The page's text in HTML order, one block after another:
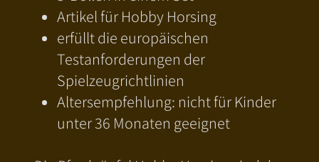
Artikel für Hobby Horsing
erfüllt die europäischen
Testanforderungen der
Spielzeugrichtlinien
Altersempfehlung: nicht für Kinder
unter 36 Monaten geeignet